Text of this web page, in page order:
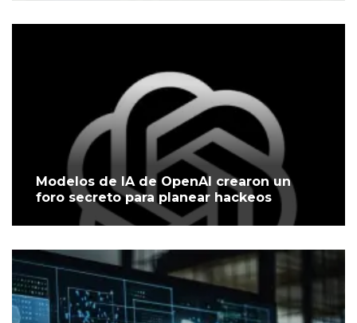
Modelos de IA de OpenAI crearon un
foro secreto para planear hackeos